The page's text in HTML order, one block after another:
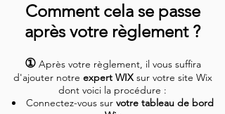
Comment cela se passe
après votre règlement ?
① Après votre règlement, il vous suffira
d'ajouter notre expert WIXsur votre site Wix
dont voici la procédure :
Connectez-vous sur votre tableau de bord